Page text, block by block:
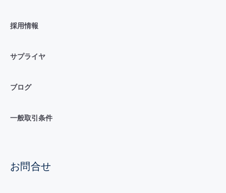
採用情報
サプライヤ
ブログ
一般取引条件
お問合せ